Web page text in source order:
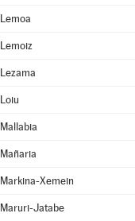
Lemoa
Lemoiz
Lezama
Loiu
Mallabia
Mañaria
Markina-Xemein
Maruri-Jatabe